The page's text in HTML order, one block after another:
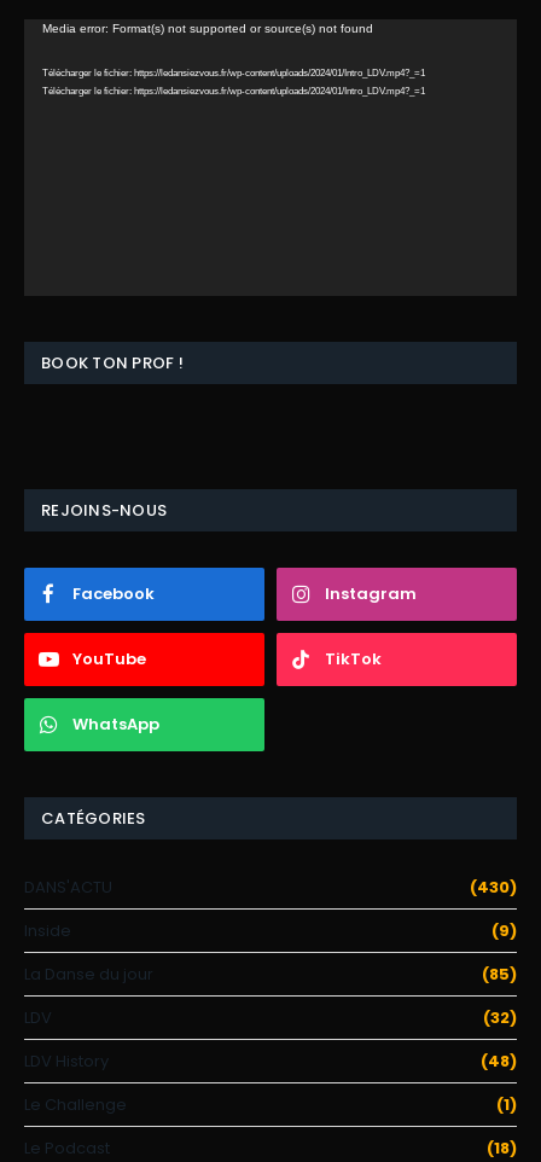
Lecteur
Media error: Format(s) not supported or source(s) not found
Télécharger le fichier: https://ledansiezvous.fr/wp-content/uploads/2024/01/Intro_LDV.mp4?_=1
Télécharger le fichier: https://ledansiezvous.fr/wp-content/uploads/2024/01/Intro_LDV.mp4?_=1
BOOK TON PROF !
REJOINS-NOUS
Facebook Instagram
YouTube TikTok
WhatsApp
CATÉGORIES
DANS'ACTU
(430)
Inside
(9)
La Danse du jour
(85)
LDV
(32)
LDV History
(48)
Le Challenge
(1)
Le Podcast
(18)